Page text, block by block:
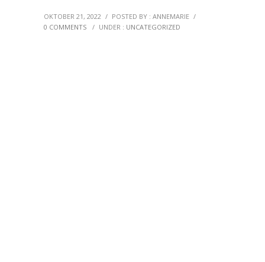
OKTOBER 21, 2022 / POSTED BY : ANNEMARIE /
0 COMMENTS
/ UNDER : UNCATEGORIZED